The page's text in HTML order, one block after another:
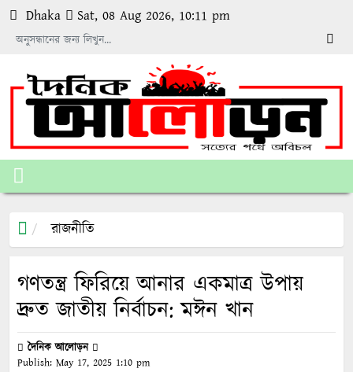
Dhaka Sat, 08 Aug 2026, 10:11 pm
রাজনীতি
গণতন্ত্র ফিরিয়ে আনার একমাত্র উপায়
দ্রুত জাতীয় নির্বাচন: মঈন খান
দৈনিক আলোড়ন
Publish: May 17, 2025 1:10 pm